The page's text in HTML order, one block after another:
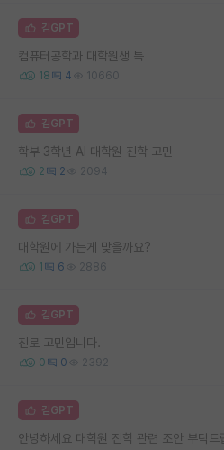
김GPT
컴퓨터공학과 대학원생 특
18 4 10660
김GPT
학부 3학년 AI 대학원 진학 고민
2 2 2094
김GPT
대학원에 가는게 맞을까요?
1 6 2886
김GPT
진로 고민입니다.
0 0 2392
김GPT
안녕하세요 대학원 진학 관련 조안 부탁드